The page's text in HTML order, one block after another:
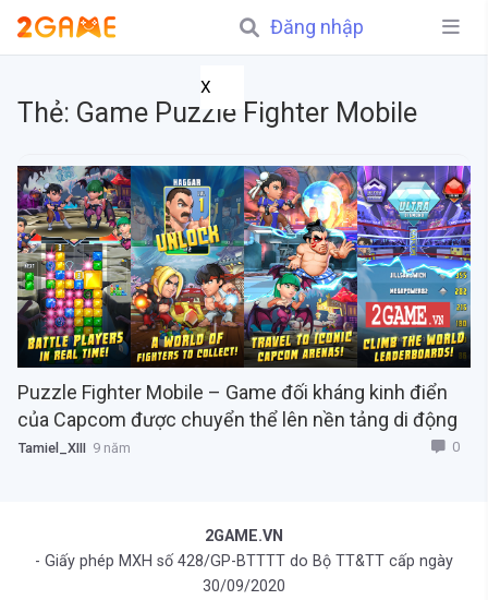
Đăng nhập
X
Thẻ: Game Puzzle Fighter Mobile
Puzzle Fighter Mobile – Game đối kháng kinh điển
của Capcom được chuyển thể lên nền tảng di động
Tamiel_XIII 9 năm 0
2GAME.VN
- Giấy phép MXH số 428/GP-BTTTT do Bộ TT&TT cấp ngày
30/09/2020